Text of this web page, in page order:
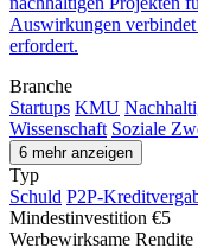
Auswirkungen
erfordert.
Branche
Startups KMU
Wissenschaft Soziale
6 mehr anzeigen
Typ
Schuld P2P-
Mindestinvestition €5
Werbewirksame Rendite